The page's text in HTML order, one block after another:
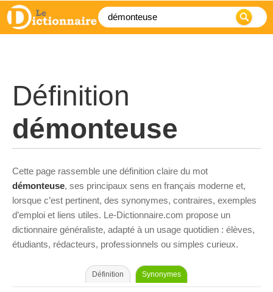
Définition
démonteuse
Cette page rassemble une définition claire du mot
démonteuse, ses principaux sens en français moderne et,
lorsque c’est pertinent, des synonymes, contraires, exemples
d’emploi et liens utiles. Le-Dictionnaire.com propose un
dictionnaire généraliste, adapté à un usage quotidien : élèves,
étudiants, rédacteurs, professionnels ou simples curieux.
Définition Synonymes